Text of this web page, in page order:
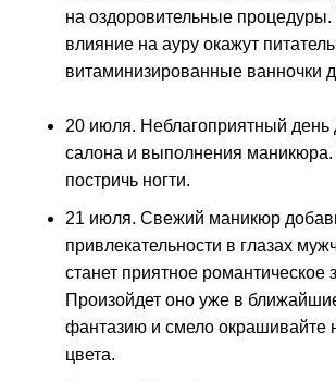
на оздоровительные
влияние на ауру окажут
витаминизированные ванночки
20 июля. Неблагоприятный
салона и выполнения
постричь ногти.
21 июля. Свежий маникюр
привлекательности в глазах
станет приятное романтическое
Произойдет оно уже в
фантазию и смело окрашивайте
цвета.